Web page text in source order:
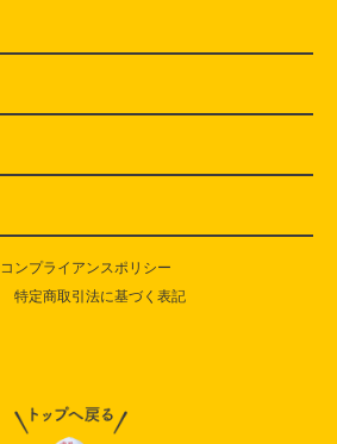
コンプライアンスポリシー
特定商取引法に基づく表記